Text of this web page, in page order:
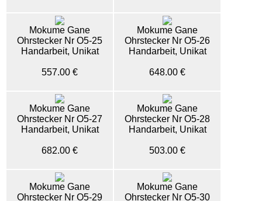
Mokume Gane
Ohrstecker Nr O5-25
Handarbeit, Unikat
557.00 €
Mokume Gane
Ohrstecker Nr O5-26
Handarbeit, Unikat
648.00 €
Mokume Gane
Ohrstecker Nr O5-27
Handarbeit, Unikat
682.00 €
Mokume Gane
Ohrstecker Nr O5-28
Handarbeit, Unikat
503.00 €
Mokume Gane
Ohrstecker Nr O5-29
Mokume Gane
Ohrstecker Nr O5-30